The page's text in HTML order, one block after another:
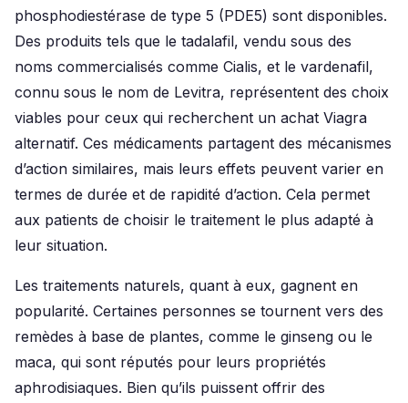
phosphodiestérase de type 5 (PDE5) sont disponibles.
Des produits tels que le tadalafil, vendu sous des
noms commercialisés comme Cialis, et le vardenafil,
connu sous le nom de Levitra, représentent des choix
viables pour ceux qui recherchent un achat Viagra
alternatif. Ces médicaments partagent des mécanismes
d’action similaires, mais leurs effets peuvent varier en
termes de durée et de rapidité d’action. Cela permet
aux patients de choisir le traitement le plus adapté à
leur situation.
Les traitements naturels, quant à eux, gagnent en
popularité. Certaines personnes se tournent vers des
remèdes à base de plantes, comme le ginseng ou le
maca, qui sont réputés pour leurs propriétés
aphrodisiaques. Bien qu’ils puissent offrir des